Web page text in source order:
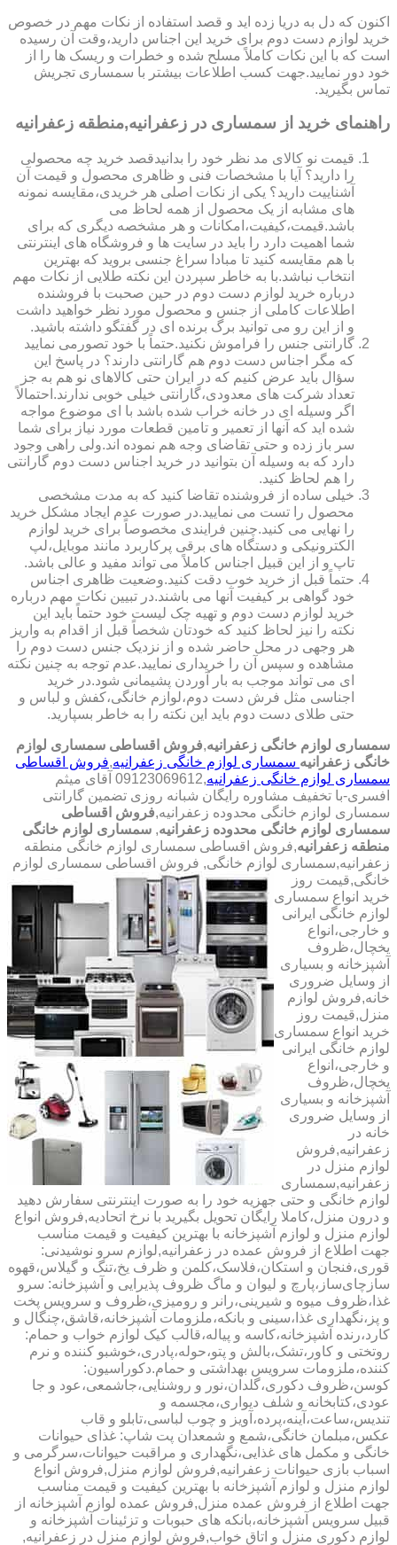
اکنون که دل به دریا زده اید و قصد استفاده از نکات مهم در خصوص
خرید لوازم دست دوم برای خرید این اجناس دارید،وقت آن رسیده
است که با این نکات کاملاً مسلح شده و خطرات و ریسک ها را از
خود دور نمایید.جهت کسب اطلاعات بیشتر با سمساری تجریش
تماس بگیرید.
راهنمای خرید از سمساری در زعفرانیه,منطقه زعفرانیه
قیمت نو کالای مد نظر خود را بدانیدقصد خرید چه محصولی
را دارید؟ آیا با مشخصات فنی و ظاهری محصول و قیمت آن
آشناییت دارید؟ یکی از نکات اصلی هر خریدی،مقایسه نمونه
های مشابه از یک محصول از همه لحاظ می
باشد.قیمت،کیفیت،امکانات و هر مشخصه دیگری که برای
شما اهمیت دارد را باید در سایت ها و فروشگاه های اینترنتی
با هم مقایسه کنید تا مبادا سراغ جنسی بروید که بهترین
انتخاب نباشد.با به خاطر سپردن این نکته طلایی از نکات مهم
درباره خرید لوازم دست دوم در حین صحبت با فروشنده
اطلاعات کاملی از جنس و محصول مورد نظر خواهید داشت
و از این رو می توانید برگ برنده ای در گفتگو داشته باشید.
گارانتی جنس را فراموش نکنید.حتماً با خود تصورمی نمایید
که مگر اجناس دست دوم هم گارانتی دارند؟ در پاسخ این
سؤال باید عرض کنیم که در ایران حتی کالاهای نو هم به جز
تعداد شرکت های معدودی،گارانتی خیلی خوبی ندارند.احتمالاً
اگر وسیله ای در خانه خراب شده باشد با ای موضوع مواجه
شده اید که آنها از تعمیر و تامین قطعات مورد نیاز برای شما
سر باز زده و حتی تقاضای وجه هم نموده اند.ولی راهی وجود
دارد که به وسیله آن بتوانید در خرید اجناس دست دوم گارانتی
را هم لحاظ کنید.
خیلی ساده از فروشنده تقاضا کنید که به مدت مشخصی
محصول را تست می نمایید.در صورت عدم ایجاد مشکل خرید
را نهایی می کنید.چنین فرایندی مخصوصاً برای خرید لوازم
الکترونیکی و دستگاه های برقی پرکاربرد مانند موبایل،لپ
تاپ و از این قبیل اجناس کاملاً می تواند مفید و عالی باشد.
حتماً قبل از خرید خوب دقت کنید.وضعیت ظاهری اجناس
خود گواهی بر کیفیت آنها می باشند.در تبیین نکات مهم درباره
خرید لوازم دست دوم و تهیه چک لیست خود حتماً باید این
نکته را نیز لحاظ کنید که خودتان شخصاً قبل از اقدام به واریز
هر وجهی در محل حاضر شده و از نزدیک جنس دست دوم را
مشاهده و سپس آن را خریداری نمایید.عدم توجه به چنین نکته
ای می تواند موجب به بار آوردن پشیمانی شود.در خرید
اجناسی مثل فرش دست دوم،لوازم خانگی،کفش و لباس و
حتی طلای دست دوم باید این نکته را به خاطر بسپارید.
سمساری لوازم خانگی زعفرانیه,فروش اقساطی سمساری لوازم
خانگی زعفرانیه سمساری لوازم خانگی زعفرانیه,فروش اقساطی
سمساری لوازم خانگی زعفرانیه
,09123069612 آقای میثم
افسری-با تخفیف مشاوره رایگان شبانه روزی تضمین گارانتی
سمساری لوازم خانگی محدوده زعفرانیه,فروش اقساطی
سمساری لوازم خانگی محدوده زعفرانیه, سمساری لوازم خانگی
منطقه زعفرانیه,فروش اقساطی سمساری لوازم خانگی منطقه
زعفرانیه,سمساری لوازم خانگی, فروش اقساطی سمساری لوازم
خانگی,قیمت روز
خرید انواع سمساری
لوازم خانگی ایرانی
و خارجی،انواع
یخچال،ظروف
آشپزخانه و بسیاری
از وسایل ضروری
خانه,فروش لوازم
منزل,قیمت روز
خرید انواع سمساری
لوازم خانگی ایرانی
و خارجی،انواع
یخچال،ظروف
آشپزخانه و بسیاری
از وسایل ضروری
خانه در
زعفرانیه,فروش
لوازم منزل در
زعفرانیه,سمساری
لوازم خانگی و حتی جهزیه خود را به صورت اینترنتی سفارش دهید
و درون منزل،کاملا رایگان تحویل بگیرید با نرخ اتحادیه,فروش انواع
لوازم منزل و لوازم آشپزخانه با بهترین کیفیت و قیمت مناسب
جهت اطلاع از فروش عمده در زعفرانیه,لوازم سرو نوشیدنی:
قوری،فنجان و استکان،فلاسک،کلمن و ظرف یخ،تنگ و گیلاس،قهوه
سازچای‌ساز،پارچ و لیوان و ماگ ظروف پذیرایی و آشپزخانه: سرو
غذا،ظروف میوه و شیرینی،رانر و رومیزی،ظروف و سرویس پخت
و پز،نگهداری غذا،سینی و بانکه،ملزومات آشپزخانه،قاشق،چنگال و
کارد،رنده آشپزخانه،کاسه و پیاله،قالب کیک لوازم خواب و حمام:
روتختی و کاور،تشک،بالش و پتو،حوله،پادری،خوشبو کننده و نرم
کننده،ملزومات سرویس بهداشتی و حمام.دکوراسیون:
کوسن،ظروف دکوری،گلدان،نور و روشنایی،جاشمعی،عود و جا
عودی،کتابخانه و شلف دیواری،مجسمه و
تندیس،ساعت،آینه،پرده،آویز و چوب لباسی،تابلو و قاب
عکس،مبلمان خانگی،شمع و شمعدان پت شاپ: غذای حیوانات
خانگی و مکمل های غذایی،نگهداری و مراقبت حیوانات،سرگرمی و
اسباب بازی حیوانات زعفرانیه,فروش لوازم منزل,فروش انواع
لوازم منزل و لوازم آشپزخانه با بهترین کیفیت و قیمت مناسب
جهت اطلاع از فروش عمده منزل,فروش عمده لوازم آشپزخانه از
قبیل سرویس آشپزخانه،بانکه های حبوبات و تزئینات آشپزخانه و
لوازم دکوری منزل و اتاق خواب,فروش لوازم منزل در زعفرانیه,